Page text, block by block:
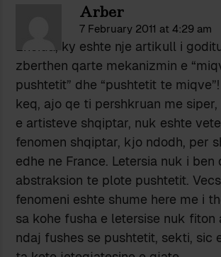
Arber
7 February 2011 at 4:29 am
Eneida, ky eshte nje artikull i
zberthen qarte mekanizmin e
pushtetit” dhe “pushtetit te
keq, ajo qe ti pershkruan me siper,
e artisteve shqiptar, nuk eshte
fenomen shqiptar, kjo ndodh, per
edhe ne France. Letersia nuk i ben
abstraksion te plote pushtetit.
fenomeni eshte shume here me i
sa kohe fusha e letersise nuk fiton
ndaj fushes se pushtetit, sekti, sic